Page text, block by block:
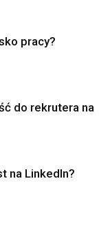
pracy?
do rekrutera na
na LinkedIn?